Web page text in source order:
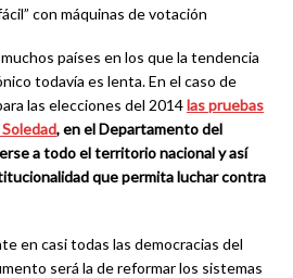
con máquinas de votación
países en los que la tendencia
todavía es lenta. En el caso de
las elecciones del 2014las pruebas
, en el Departamento del
a todo el territorio nacional y así
que permita luchar contra
en casi todas las democracias del
será la de reformar los sistemas